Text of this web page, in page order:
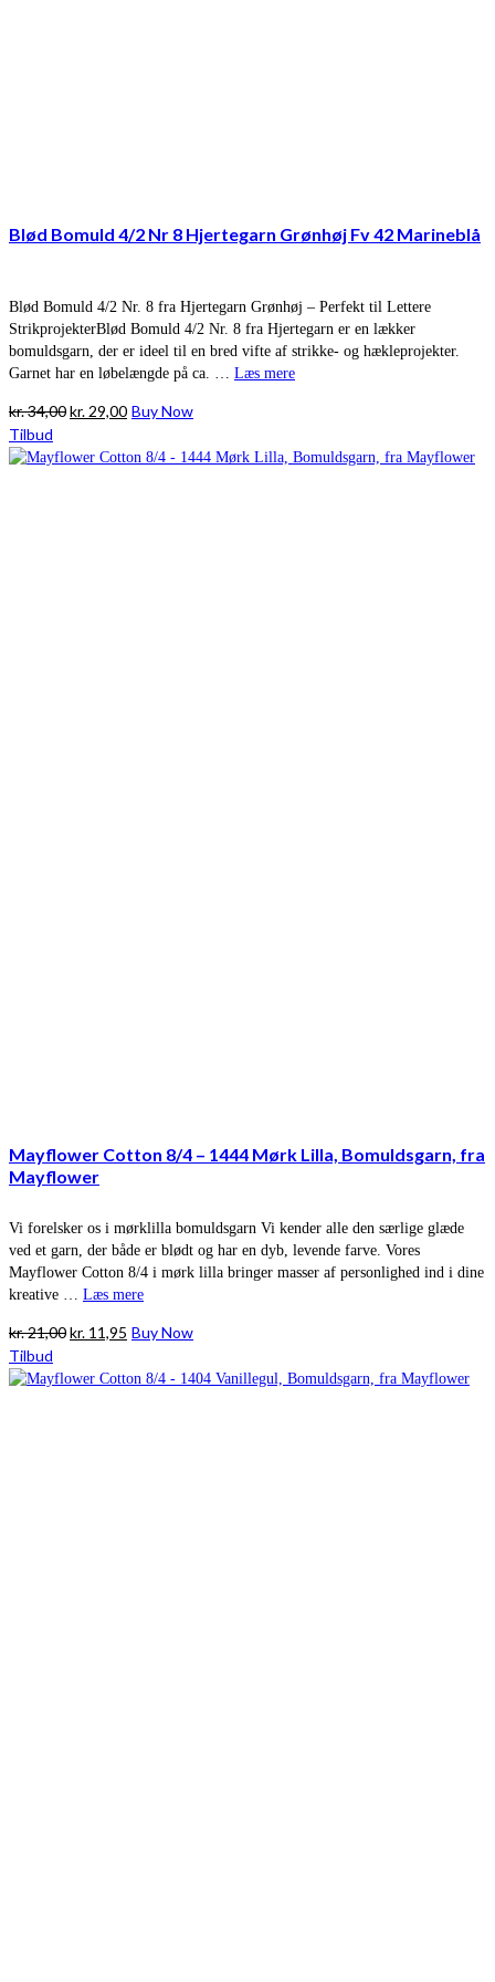
Blød Bomuld 4/2 Nr 8 Hjertegarn Grønhøj Fv 42 Marineblå
Blød Bomuld 4/2 Nr. 8 fra Hjertegarn Grønhøj – Perfekt til Lettere
StrikprojekterBlød Bomuld 4/2 Nr. 8 fra Hjertegarn er en lækker
bomuldsgarn, der er ideel til en bred vifte af strikke- og hækleprojekter.
Garnet har en løbelængde på ca. … Læs mere
kr.34,00Den
pris
kr.29,00Den
pris
Buy Now
Tilbud
Mayflower Cotton 8/4 – 1444 Mørk Lilla, Bomuldsgarn, fra
Mayflower
Vi forelsker os i mørklilla bomuldsgarn Vi kender alle den særlige glæde
ved et garn, der både er blødt og har en dyb, levende farve. Vores
Mayflower Cotton 8/4 i mørk lilla bringer masser af personlighed ind i dine
kreative … Læs mere
kr.21,00Den
pris
kr. 11,95 Den
pris
Buy Now
Tilbud